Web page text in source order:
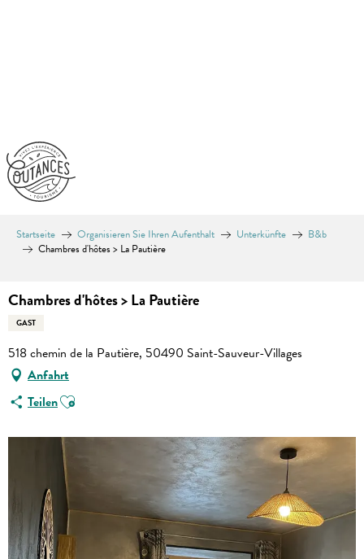
Startseite Organisieren Sie Ihren Aufenthalt Unterkünfte
B&b
Chambres d'hôtes > La Pautière
Chambres d'hôtes > La Pautière
GAST
518 chemin de la Pautière, 50490 Saint-Sauveur-Villages
Anfahrt
TeilenAjouter aux favoris